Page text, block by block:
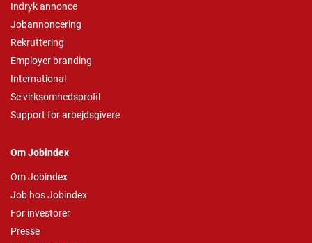
Indryk annonce
Jobannoncering
Rekruttering
Employer branding
International
Se virksomhedsprofil
Support for arbejdsgivere
Om Jobindex
Om Jobindex
Job hos Jobindex
For investorer
Presse